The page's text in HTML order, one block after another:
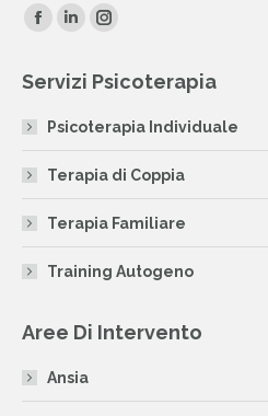
Find us on:
Facebook
opens
in
window
Linkedin
opens
window
Instagram
opens
window
Servizi Psicoterapia
Psicoterapia Individuale
Terapia di Coppia
Terapia Familiare
Training Autogeno
Aree Di Intervento
Ansia